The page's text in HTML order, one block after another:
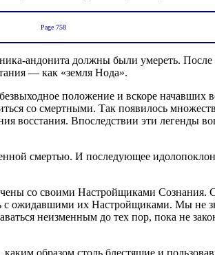
Page 758
андонита должны были умереть.
— как «земля Нода».
положение и вскоре начавших
со смертными. Так появилось
восстания. Впоследствии эти легенды
смертью. И последующее
со своими Настройщиками Сознания.
ожидавшими их Настройщиками. Мы не
неизменным до тех пор, пока не
образом столь блестящие и